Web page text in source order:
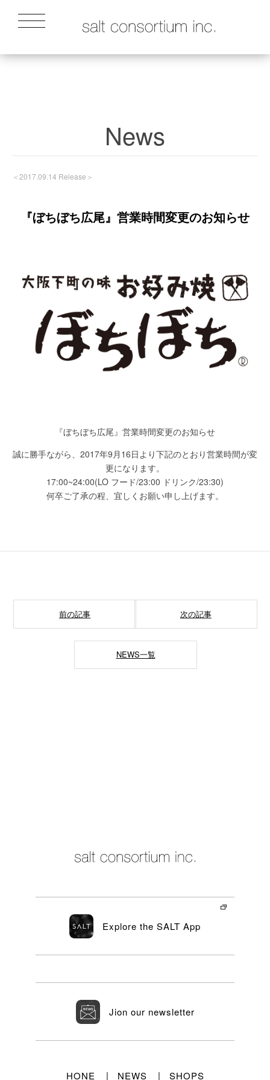
News
＜2017.09.14 Release＞
『ぼちぼち広尾』営業時間変更のお知らせ
『ぼちぼち広尾』営業時間変更のお知らせ
誠に勝手ながら、2017年9月16日より下記のとおり営業時間が変
更になります。
17:00~24:00(LO フード/23:00 ドリンク/23:30)
何卒ご了承の程、宜しくお願い申し上げます。
前の記事 次の記事
NEWS一覧
Explore the SALT App
Jion our newsletter
HONE NEWS SHOPS